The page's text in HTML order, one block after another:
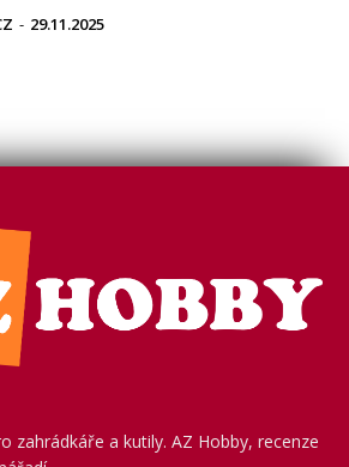
zahrádkáře a kutily. AZ Hobby, recenze